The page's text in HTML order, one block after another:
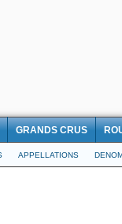
GRANDS CRUS
APPELLATIONS